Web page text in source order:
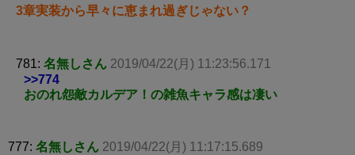
3章実装から早々に恵まれ過ぎじゃない？
781: 名無しさん 2019/04/22(月) 11:23:56.171
>>774
おのれ怨敵カルデア！の雑魚キャラ感は凄い
777: 名無しさん 2019/04/22(月) 11:17:15.689